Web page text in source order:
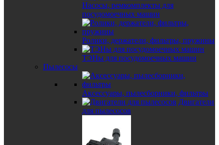
Насосы, ремкомплекты для
посудомоечных машин
Ролики, держатели, фильтры, пружины
ТЭНы для посудомоечных машин
Пылесосы
Аксессуары, пылесборники, фильтры
Двигатели
для пылесосов